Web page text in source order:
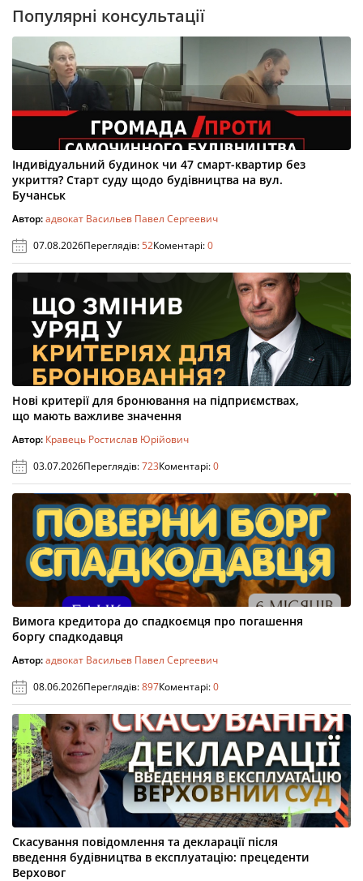
Популярні консультації
Індивідуальний будинок чи 47 смарт-квартир без
укриття? Старт суду щодо будівництва на вул.
Бучанськ
Автор:адвокат Васильев Павел Сергеевич
07.08.2026Переглядів:52Коментарі:0
Нові критерії для бронювання на підприємствах,
що мають важливе значення
Автор: Кравець Ростислав Юрійович
03.07.2026Переглядів:723Коментарі:0
Вимога кредитора до спадкоємця про погашення
боргу спадкодавця
Автор:адвокат Васильев Павел Сергеевич
08.06.2026Переглядів:897Коментарі:0
Скасування повідомлення та декларації після
введення будівництва в експлуатацію: прецеденти
Верховог